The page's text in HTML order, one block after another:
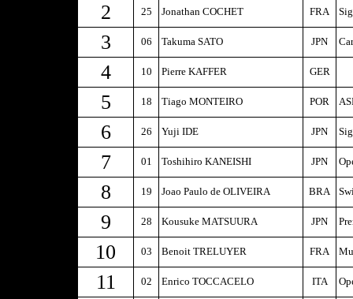
2 25 Jonathan COCHET FRA
3 06 Takuma SATO JPN
4 10 Pierre KAFFER GER
5 18 Tiago MONTEIRO POR
6 26 Yuji IDE JPN
7 01 Toshihiro KANEISHI JPN
8 19 Joao Paulo de OLIVEIRA BRA
9 28 Kousuke MATSUURA JPN
10 03 Benoit TRELUYER FRA
11 02 Enrico TOCCACELO ITA